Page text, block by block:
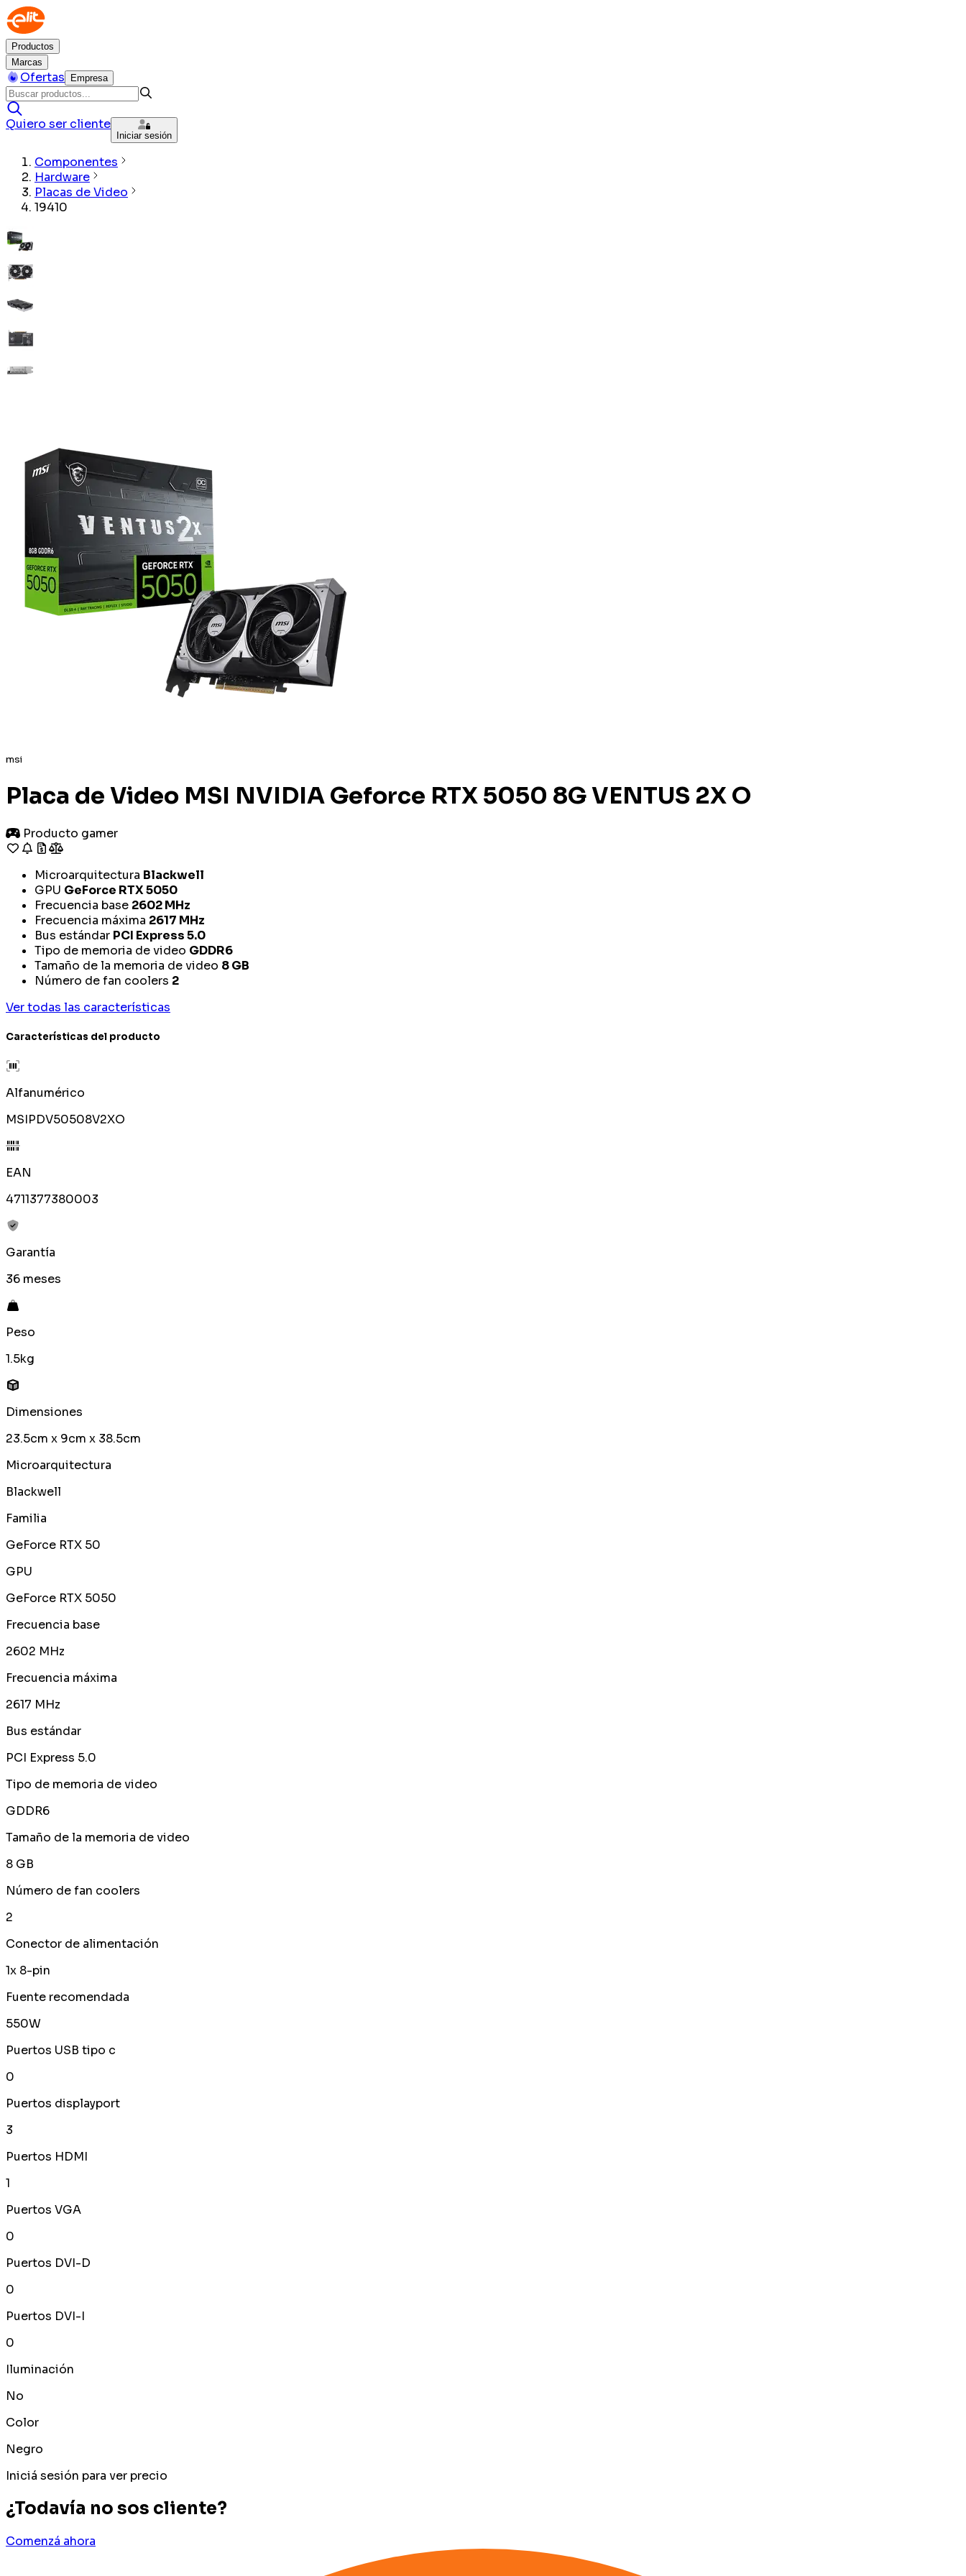
Productos
Marcas
Ofertas Empresa
Quiero ser cliente
Iniciar sesión
Componentes
Hardware
Placas de Video
19410
msi
Placa de Video MSI NVIDIA Geforce RTX 5050 8G VENTUS 2X O
Producto gamer
Microarquitectura Blackwell
GPU GeForce RTX 5050
Frecuencia base 2602 MHz
Frecuencia máxima 2617 MHz
Bus estándar PCI Express 5.0
Tipo de memoria de video GDDR6
Tamaño de la memoria de video 8 GB
Número de fan coolers 2
Ver todas las características
Características del producto
Alfanumérico
MSIPDV50508V2XO
EAN
4711377380003
Garantía
36 meses
Peso
1.5kg
Dimensiones
23.5cm x 9cm x 38.5cm
Microarquitectura
Blackwell
Familia
GeForce RTX 50
GPU
GeForce RTX 5050
Frecuencia base
2602 MHz
Frecuencia máxima
2617 MHz
Bus estándar
PCI Express 5.0
Tipo de memoria de video
GDDR6
Tamaño de la memoria de video
8 GB
Número de fan coolers
2
Conector de alimentación
1x 8-pin
Fuente recomendada
550W
Puertos USB tipo c
0
Puertos displayport
3
Puertos HDMI
1
Puertos VGA
0
Puertos DVI-D
0
Puertos DVI-I
0
Iluminación
No
Color
Negro
Iniciá sesión para ver precio
¿Todavía no sos cliente?
Comenzá ahora